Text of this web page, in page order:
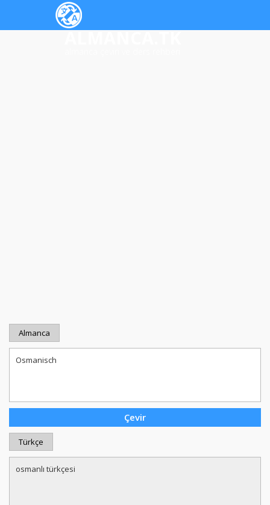
ALMANCA.TK
Almanca
Türkçe